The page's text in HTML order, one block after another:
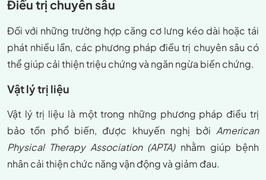
Điều trị chuyên sâu
Đối với những trường hợp căng cơ lưng kéo dài hoặc tái
phát nhiều lần, các phương pháp điều trị chuyên sâu có
thể giúp cải thiện triệu chứng và ngăn ngừa biến chứng.
Vật lý trị liệu
Vật lý trị liệu là một trong những phương pháp điều trị
bảo tồn phổ biến, được khuyến nghị bởi American
Physical Therapy Association (APTA)nhằm giúp bệnh
nhân cải thiện chức năng vận động và giảm đau.